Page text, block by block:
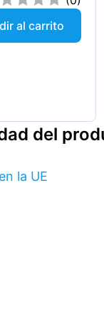
al carrito
del
la UE